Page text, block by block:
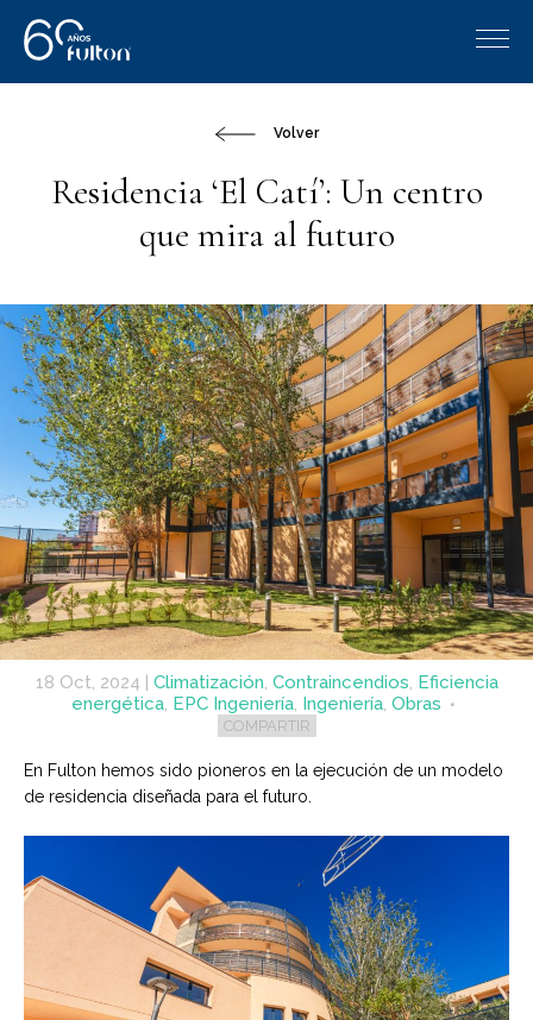
Volver
Residencia ‘El Catí’: Un centro
que mira al futuro
18 Oct, 2024 | Climatización, Contraincendios, Eficiencia
energética, EPC Ingeniería, Ingeniería, Obras
COMPARTIR
En Fulton hemos sido pioneros en la ejecución de un modelo
de residencia diseñada para el futuro.